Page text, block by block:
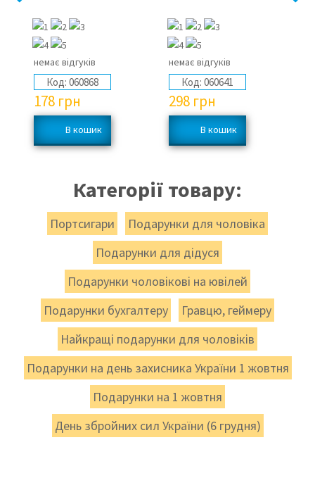
немає відгуків
Код: 060868
178 грн
немає відгуків
Код: 060641
298 грн
Категорії товару:
Портсигари
Подарунки для чоловіка
Подарунки для дідуся
Подарунки чоловікові на ювілей
Подарунки бухгалтеру
Гравцю, геймеру
Найкращі подарунки для чоловіків
Подарунки на день захисника України 1 жовтня
Подарунки на 1 жовтня
День збройних сил України (6 грудня)